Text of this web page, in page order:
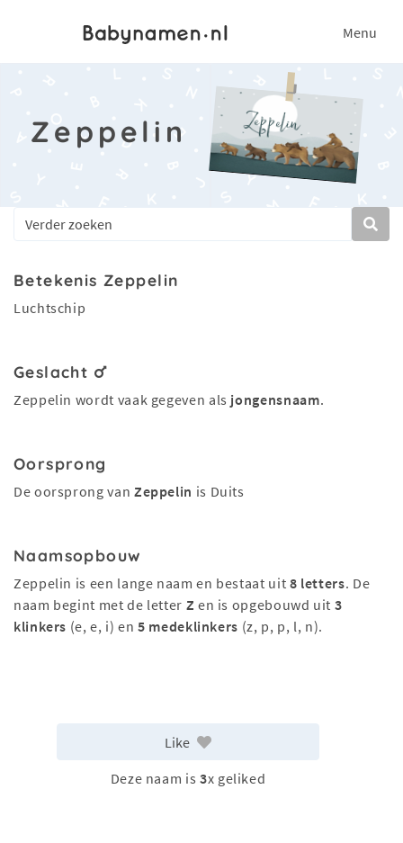
Menu
Zeppelin
Betekenis Zeppelin
Luchtschip
Geslacht
Zeppelin wordt vaak gegeven als jongensnaam.
Oorsprong
De oorsprong van Zeppelin is Duits
Naamsopbouw
Zeppelin is een lange naam en bestaat uit 8 letters. De
naam begint met de letter Z en is opgebouwd uit 3
klinkers (e, e, i) en5 medeklinkers (z, p, p, l, n).
Like
Deze naam is 3x geliked